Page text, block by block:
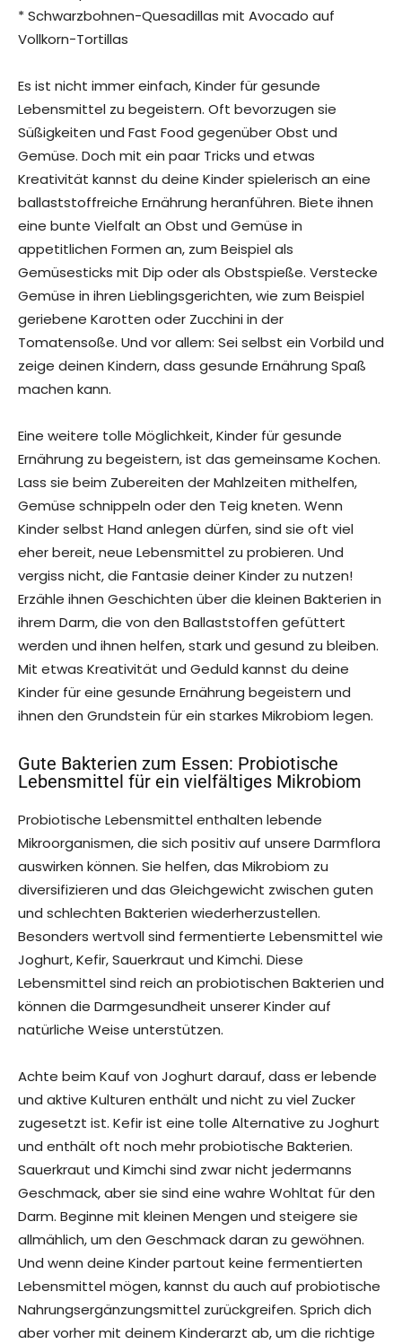
* Schwarzbohnen-Quesadillas mit Avocado auf
Vollkorn-Tortillas
Es ist nicht immer einfach, Kinder für gesunde
Lebensmittel zu begeistern. Oft bevorzugen sie
Süßigkeiten und Fast Food gegenüber Obst und
Gemüse. Doch mit ein paar Tricks und etwas
Kreativität kannst du deine Kinder spielerisch an eine
ballaststoffreiche Ernährung heranführen. Biete ihnen
eine bunte Vielfalt an Obst und Gemüse in
appetitlichen Formen an, zum Beispiel als
Gemüsesticks mit Dip oder als Obstspieße. Verstecke
Gemüse in ihren Lieblingsgerichten, wie zum Beispiel
geriebene Karotten oder Zucchini in der
Tomatensoße. Und vor allem: Sei selbst ein Vorbild und
zeige deinen Kindern, dass gesunde Ernährung Spaß
machen kann.
Eine weitere tolle Möglichkeit, Kinder für gesunde
Ernährung zu begeistern, ist das gemeinsame Kochen.
Lass sie beim Zubereiten der Mahlzeiten mithelfen,
Gemüse schnippeln oder den Teig kneten. Wenn
Kinder selbst Hand anlegen dürfen, sind sie oft viel
eher bereit, neue Lebensmittel zu probieren. Und
vergiss nicht, die Fantasie deiner Kinder zu nutzen!
Erzähle ihnen Geschichten über die kleinen Bakterien in
ihrem Darm, die von den Ballaststoffen gefüttert
werden und ihnen helfen, stark und gesund zu bleiben.
Mit etwas Kreativität und Geduld kannst du deine
Kinder für eine gesunde Ernährung begeistern und
ihnen den Grundstein für ein starkes Mikrobiom legen.
Gute Bakterien zum Essen: Probiotische
Lebensmittel für ein vielfältiges Mikrobiom
Probiotische Lebensmittel enthalten lebende
Mikroorganismen, die sich positiv auf unsere Darmflora
auswirken können. Sie helfen, das Mikrobiom zu
diversifizieren und das Gleichgewicht zwischen guten
und schlechten Bakterien wiederherzustellen.
Besonders wertvoll sind fermentierte Lebensmittel wie
Joghurt, Kefir, Sauerkraut und Kimchi. Diese
Lebensmittel sind reich an probiotischen Bakterien und
können die Darmgesundheit unserer Kinder auf
natürliche Weise unterstützen.
Achte beim Kauf von Joghurt darauf, dass er lebende
und aktive Kulturen enthält und nicht zu viel Zucker
zugesetzt ist. Kefir ist eine tolle Alternative zu Joghurt
und enthält oft noch mehr probiotische Bakterien.
Sauerkraut und Kimchi sind zwar nicht jedermanns
Geschmack, aber sie sind eine wahre Wohltat für den
Darm. Beginne mit kleinen Mengen und steigere sie
allmählich, um den Geschmack daran zu gewöhnen.
Und wenn deine Kinder partout keine fermentierten
Lebensmittel mögen, kannst du auch auf probiotische
Nahrungsergänzungsmittel zurückgreifen. Sprich dich
aber vorher mit deinem Kinderarzt ab, um die richtige